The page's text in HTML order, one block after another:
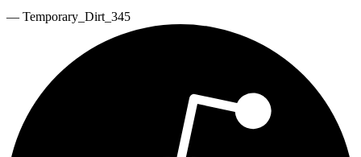
— Temporary_Dirt_345